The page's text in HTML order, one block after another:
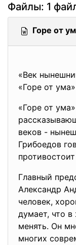
Файлы: 1
Горе от
«Век
«Горе от ума»
«Горе от
веков -
Грибоедов
Главный
Александр
человек,
думает, что
менять. Он
многих